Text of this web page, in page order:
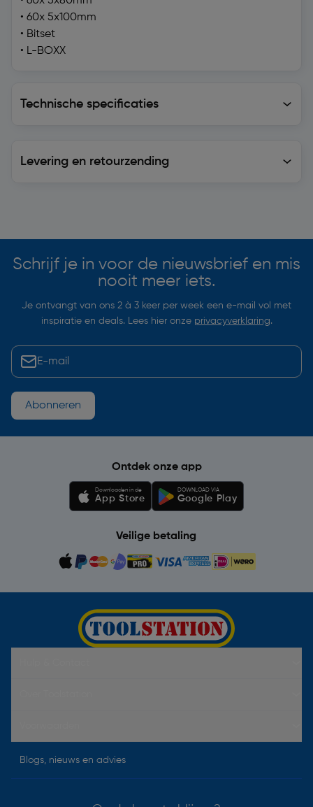
• 60x 5x100mm
• Bitset
• L-BOXX
Technische specificaties
Levering en retourzending
Schrijf je in voor de nieuwsbrief en mis
nooit meer iets.
Je ontvangt van ons 2 à 3 keer per week een e-mail vol met
inspiratie en deals. Lees hier onze privacyverklaring.
Abonneren
Ontdek onze app
Downloaden in de
App Store
DOWNLOAD VIA
Google Play
Veilige betaling
Blogs, nieuws en advies